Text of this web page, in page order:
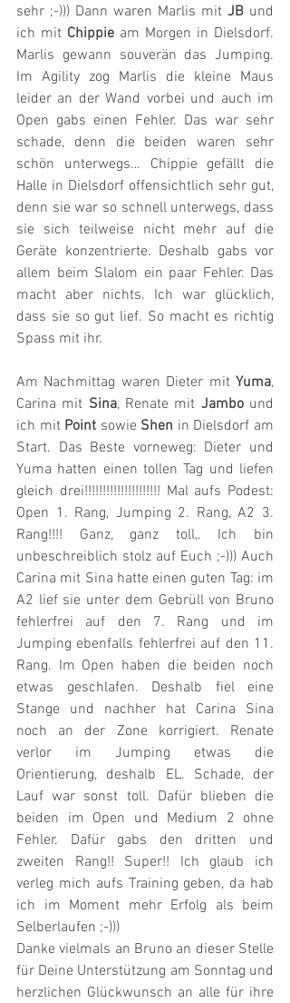
sehr ;-))) Dann waren Marlis mit JB und
ich mit Chippie am Morgen in Dielsdorf.
Marlis gewann souverän das Jumping.
Im Agility zog Marlis die kleine Maus
leider an der Wand vorbei und auch im
Open gabs einen Fehler. Das war sehr
schade, denn die beiden waren sehr
schön unterwegs… Chippie gefällt die
Halle in Dielsdorf offensichtlich sehr gut,
denn sie war so schnell unterwegs, dass
sie sich teilweise nicht mehr auf die
Geräte konzentrierte. Deshalb gabs vor
allem beim Slalom ein paar Fehler. Das
macht aber nichts. Ich war glücklich,
dass sie so gut lief. So macht es richtig
Spass mit ihr.
Am Nachmittag waren Dieter mit Yuma,
Carina mit Sina, Renate mit Jambo und
ich mit Point sowie Shen in Dielsdorf am
Start. Das Beste vorneweg: Dieter und
Yuma hatten einen tollen Tag und liefen
gleich drei!!!!!!!!!!!!!!!!!!!!! Mal aufs Podest:
Open 1. Rang, Jumping 2. Rang, A2 3.
Rang!!!! Ganz, ganz toll,. Ich bin
unbeschreiblich stolz auf Euch ;-))) Auch
Carina mit Sina hatte einen guten Tag: im
A2 lief sie unter dem Gebrüll von Bruno
fehlerfrei auf den 7. Rang und im
Jumping ebenfalls fehlerfrei auf den 11.
Rang. Im Open haben die beiden noch
etwas geschlafen. Deshalb fiel eine
Stange und nachher hat Carina Sina
noch an der Zone korrigiert. Renate
verlor im Jumping etwas die
Orientierung, deshalb EL. Schade, der
Lauf war sonst toll. Dafür blieben die
beiden im Open und Medium 2 ohne
Fehler. Dafür gabs den dritten und
zweiten Rang!! Super!! Ich glaub ich
verleg mich aufs Training geben, da hab
ich im Moment mehr Erfolg als beim
Selberlaufen ;-)))
Danke vielmals an Bruno an dieser Stelle
für Deine Unterstützung am Sonntag und
herzlichen Glückwunsch an alle für ihre